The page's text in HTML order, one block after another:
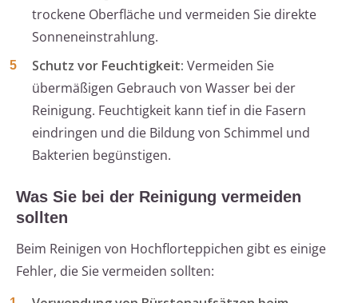
trockene Oberfläche und vermeiden Sie direkte
Sonneneinstrahlung.
Schutz vor Feuchtigkeit: Vermeiden Sie
übermäßigen Gebrauch von Wasser bei der
Reinigung. Feuchtigkeit kann tief in die Fasern
eindringen und die Bildung von Schimmel und
Bakterien begünstigen.
Was Sie bei der Reinigung vermeiden
sollten
Beim Reinigen von Hochflorteppichen gibt es einige
Fehler, die Sie vermeiden sollten: